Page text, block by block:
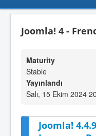
Joomla! 4 -
Maturity
Stable
Yayınlandı
Salı, 15 Ekim 2024
Joomla!